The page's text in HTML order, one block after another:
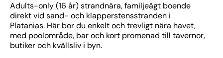
Adults-only (16 år) strandnära, familjeägt boende
direkt vid sand- och klapperstensstranden i
Platanias. Här bor du enkelt och trevligt nära havet,
med poolområde, bar och kort promenad till tavernor,
butiker och kvällsliv i byn.